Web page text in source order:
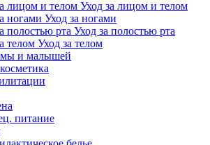
Уход за лицом и телом
Уход за ногами
Уход за полостью рта
Уход за телом
и малышей
питание